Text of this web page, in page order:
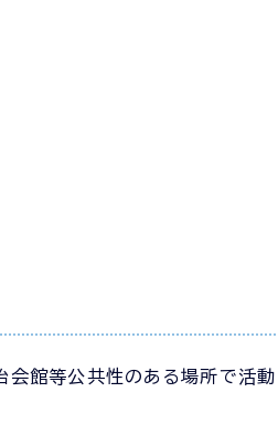
会館等公共性のある場所で活